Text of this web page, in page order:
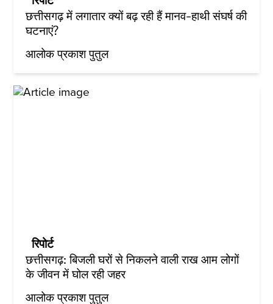
छत्तीसगढ़ में लगातार क्यों बढ़ रही हैं मानव-हाथी संघर्ष की
घटनाएं?
आलोक प्रकाश पुतुल
रिपोर्ट
छत्तीसगढ़: बिजली घरों से निकलने वाली राख आम लोगों
के जीवन में घोल रही जहर
आलोक प्रकाश पुतुल